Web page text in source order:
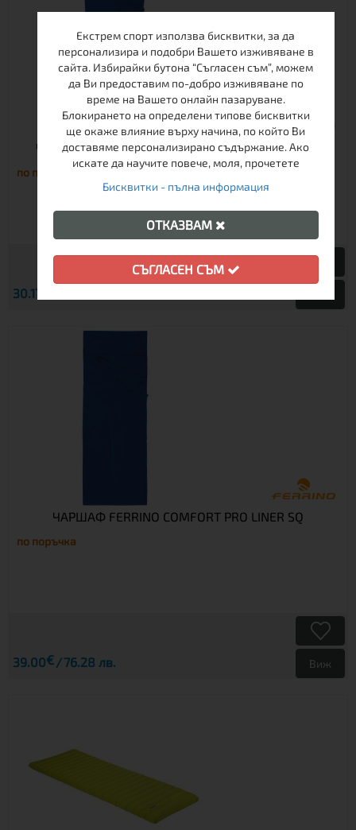
ЧАРШАФ FERRINO COMFORT PRO LINER MUMMY
по поръчка
30.17
ЧАРШАФ FERRINO COMFORT PRO LINER SQ
по поръчка
39.00€ 76.28 лв. Виж
Екстрем спорт използва бисквитки, за да
персонализира и подобри Вашето изживяване в
сайта. Избирайки бутона “Съгласен съм”, можем
да Ви предоставим по-добро изживяване по
време на Вашето онлайн пазаруване.
Блокирането на определени типове бисквитки
ще окаже влияние върху начина, по който Ви
доставяме персонализирано съдържание. Ако
искате да научите повече, моля, прочетете
Бисквитки - пълна информация
ОТКАЗВАМ
СЪГЛАСЕН СЪМ